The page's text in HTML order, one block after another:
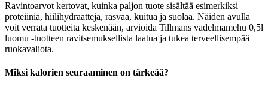
Ravintoarvot kertovat, kuinka paljon tuote sisältää esimerkiksi
proteiinia, hiilihydraatteja, rasvaa, kuitua ja suolaa. Näiden avulla
voit verrata tuotteita keskenään, arvioida Tillmans vadelmamehu 0,5l
luomu -tuotteen ravitsemuksellista laatua ja tukea terveellisempää
ruokavaliota.
Miksi kalorien seuraaminen on tärkeää?